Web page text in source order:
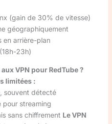
(gain de 30% de vitesse)
géographiquement
en arrière-plan
23h)
VPN pour RedTube ?
limitées :
souvent détecté
streaming
sans chiffrement Le VPN